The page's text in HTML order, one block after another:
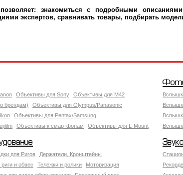
знакомиться с подробными
экспертов, сравнивать товары, подбирать
Объективы для Sony
Объективы для M42
брендам)
Объективы для Olympus/Panasonic
Объективы для Pentax/Samsung
Объективы к смартфонам Объективы для L-Mount
для Ригов
Держатели, Кронштейны
и обвес
Тележки и ролики
Моторизация